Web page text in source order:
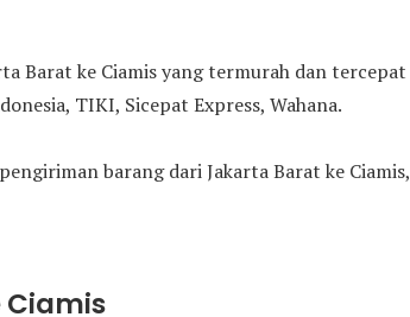
Barat ke Ciamis yang termurah dan tercepat
TIKI, Sicepat Express, Wahana.
barang dari Jakarta Barat ke Ciamis,
Ciamis